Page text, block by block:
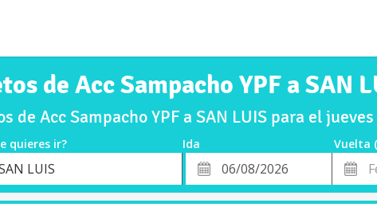
de Acc Sampacho YPF a SAN
de Acc Sampacho YPF a SAN LUIS para el
quieres ir? Ida
Vuelta
LUIS
Fecha
de
Fecha
de
Vuelta